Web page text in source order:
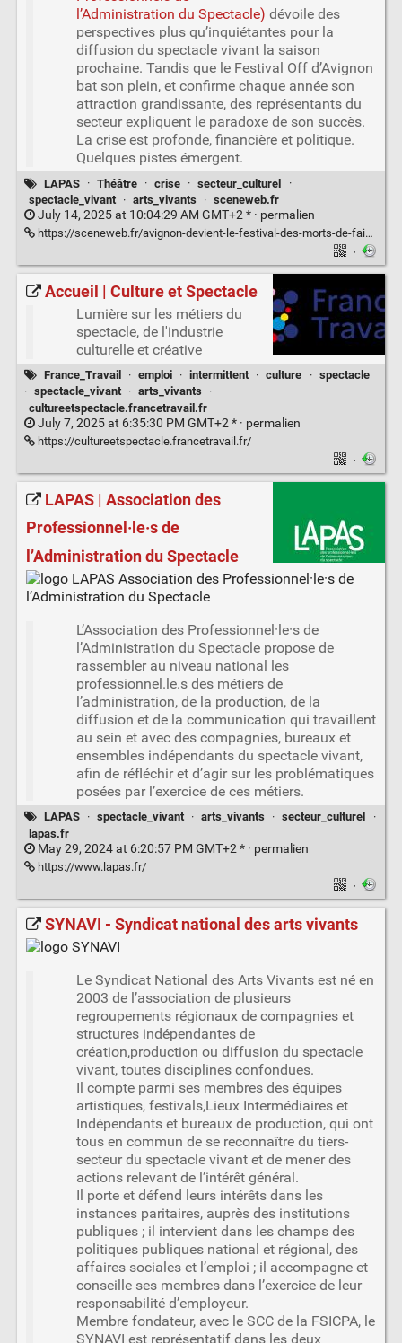
l’Administration du Spectacle) dévoile des
perspectives plus qu’inquiétantes pour la
diffusion du spectacle vivant la saison
prochaine. Tandis que le Festival Off d’Avignon
bat son plein, et confirme chaque année son
attraction grandissante, des représentants du
secteur expliquent le paradoxe de son succès.
La crise est profonde, financière et politique.
Quelques pistes émergent.
LAPAS · Théâtre · crise · secteur_culturel
·
spectacle_vivant
· arts_vivants · sceneweb.fr
July 14, 2025 at 10:04:29 AM GMT+2 * · permalien
https://sceneweb.fr/avignon-devient-le-festival-des-morts-de-faim/
·
Accueil | Culture et Spectacle
Lumière sur les métiers du
spectacle, de l'industrie
culturelle et créative
France_Travail · emploi · intermittent · culture · spectacle
· spectacle_vivant · arts_vivants
·
cultureetspectacle.francetravail.fr
July 7, 2025 at 6:35:30 PM GMT+2 * · permalien
https://cultureetspectacle.francetravail.fr/
·
LAPAS | Association des
Professionnel·le·s de
l’Administration du Spectacle
L’Association des Professionnel·le·s de
l’Administration du Spectacle propose de
rassembler au niveau national les
professionnel.le.s des métiers de
l’administration, de la production, de la
diffusion et de la communication qui travaillent
au sein et avec des compagnies, bureaux et
ensembles indépendants du spectacle vivant,
afin de réfléchir et d’agir sur les problématiques
posées par l’exercice de ces métiers.
LAPAS · spectacle_vivant · arts_vivants · secteur_culturel
·
lapas.fr
May 29, 2024 at 6:20:57 PM GMT+2 * · permalien
https://www.lapas.fr/
·
SYNAVI - Syndicat national des arts vivants
Le Syndicat National des Arts Vivants est né en
2003 de l’association de plusieurs
regroupements régionaux de compagnies et
structures indépendantes de
création,production ou diffusion du spectacle
vivant, toutes disciplines confondues.
Il compte parmi ses membres des équipes
artistiques, festivals,Lieux Intermédiaires et
Indépendants et bureaux de production, qui ont
tous en commun de se reconnaître du tiers-
secteur du spectacle vivant et de mener des
actions relevant de l’intérêt général.
Il porte et défend leurs intérêts dans les
instances paritaires, auprès des institutions
publiques ; il intervient dans les champs des
politiques publiques national et régional, des
affaires sociales et l’emploi ; il accompagne et
conseille ses membres dans l’exercice de leur
responsabilité d’employeur.
Membre fondateur, avec le SCC de la FSICPA, le
SYNAVI est représentatif dans les deux